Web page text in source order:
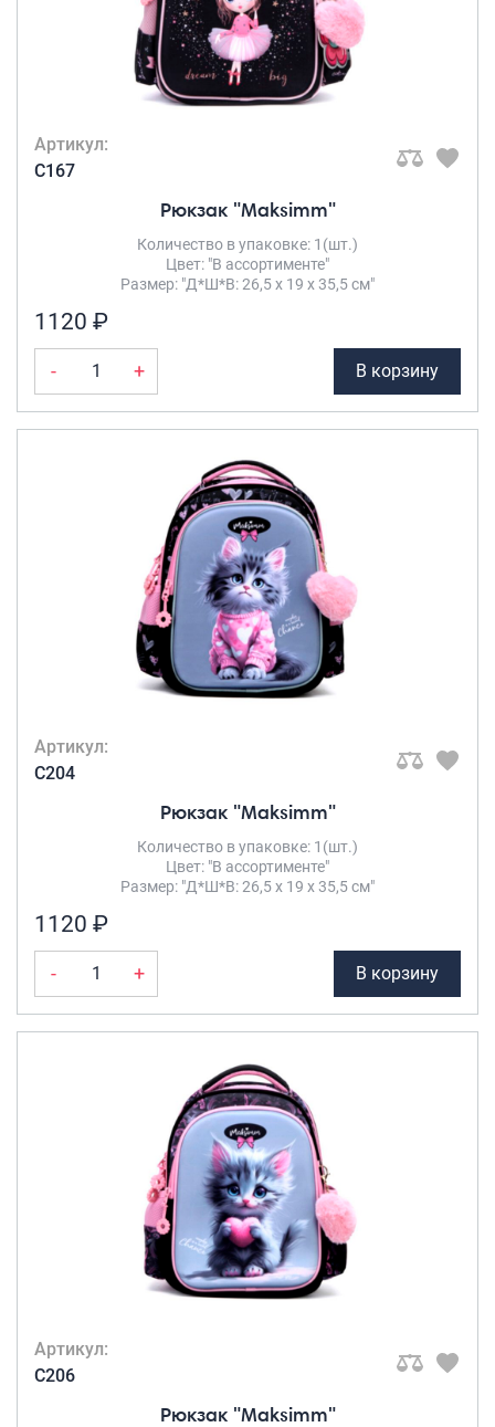
Артикул:
C167
Рюкзак "Maksimm"
Количество в упаковке: 1(шт.)
Цвет: "В ассортименте"
Размер: "Д*Ш*В: 26,5 х 19 х 35,5 см"
1120 ₽
- + В корзину
Артикул:
C204
Рюкзак "Maksimm"
Количество в упаковке: 1(шт.)
Цвет: "В ассортименте"
Размер: "Д*Ш*В: 26,5 х 19 х 35,5 см"
1120 ₽
- + В корзину
Артикул:
C206
Рюкзак "Maksimm"